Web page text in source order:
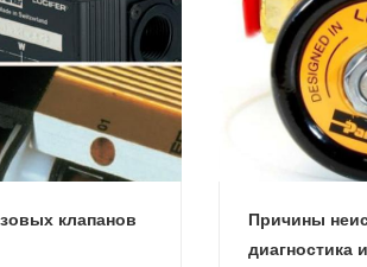
клапанов
Причины
диагностика